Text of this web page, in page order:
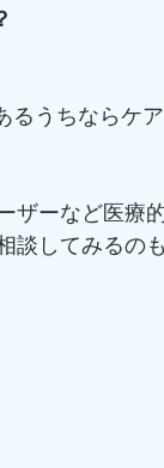
うちならケ
ザーなど医療
談してみるの